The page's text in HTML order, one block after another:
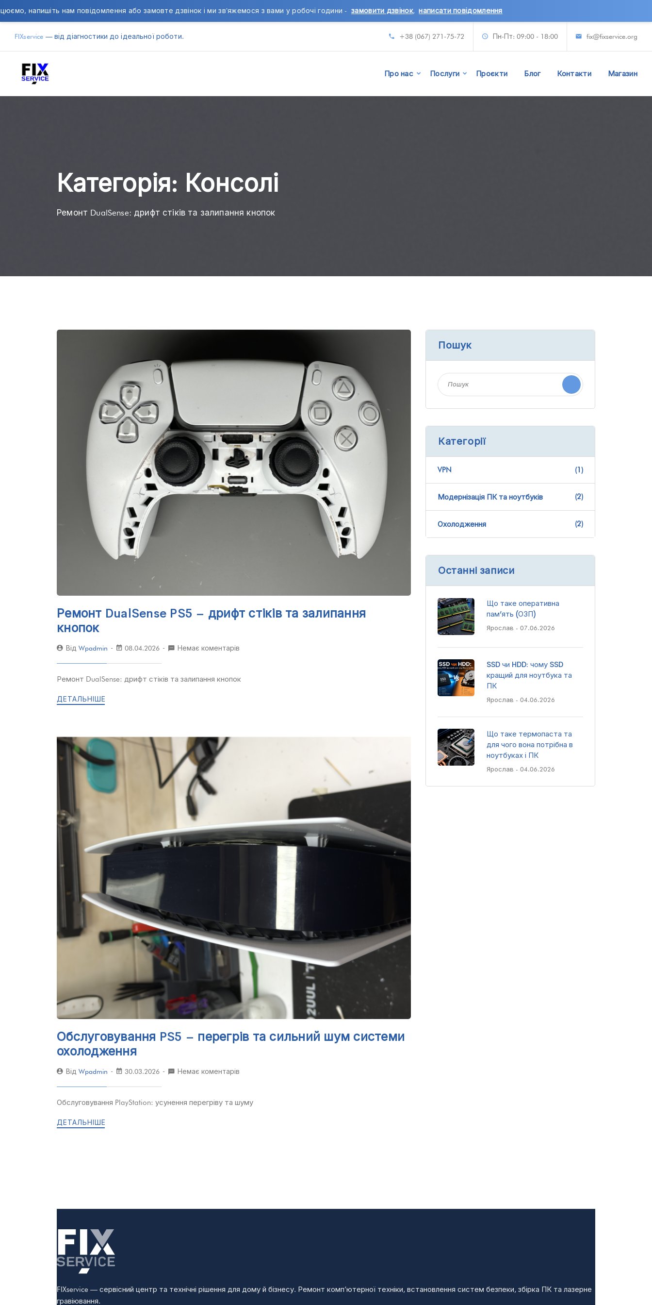
повідомлення або замовте дзвінок і ми звʼяжемося з вами у робочі години - замовити дзвінок, написати повідомлення
FIXservice — від діагностики до ідеальної роботи. +38 (067) 271-75-72 Пн-Пт: 09:00 - 18:00 fix@fixservice.org
Про нас Послуги Проєкти Блог Контакти Магазин
Категорія: Консолі
Ремонт DualSense: дрифт стіків та залипання кнопок
Ремонт DualSense PS5 – дрифт стіків та залипання
кнопок
Від Wpadmin 08.04.2026 Немає коментарів
Ремонт DualSense: дрифт стіків та залипання кнопок
ДЕТАЛЬНІШЕ
Обслуговування PS5 – перегрів та сильний шум системи
охолодження
Від Wpadmin 30.03.2026 Немає коментарів
Обслуговування PlayStation: усунення перегріву та шуму
ДЕТАЛЬНІШЕ
Пошук
Категорії
VPN (1)
Модернізація ПК та ноутбуків (2)
Охолодження (2)
Останні записи
Що таке оперативна
пам’ять (ОЗП)
Ярослав - 07.06.2026
SSD чи HDD: чому SSD
кращий для ноутбука та
ПК
Ярослав - 04.06.2026
Що таке термопаста та
для чого вона потрібна в
ноутбуках і ПК
Ярослав - 04.06.2026
FIXservice — сервісний центр та технічні рішення для дому й бізнесу. Ремонт комп’ютерної техніки, встановлення систем безпеки, збірка ПК та лазерне
гравіювання.